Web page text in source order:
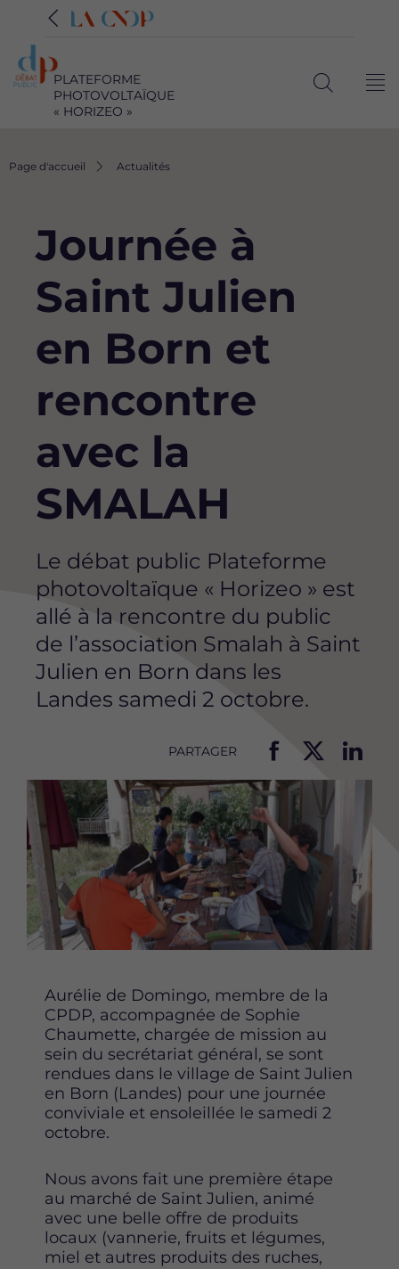
PLATEFORME
PHOTOVOLTAÏQUE
« HORIZEO »
Fil
Page d'accueil Actualités
Journée à
Saint Julien
en Born et
rencontre
avec la
SMALAH
Le débat public Plateforme
photovoltaïque « Horizeo » est
allé à la rencontre du public
de l’association Smalah à Saint
Julien en Born dans les
Landes samedi 2 octobre.
PARTAGER
a
r
t
a
g
e
r
c
e
t
e
p
a
g
e
s
u
a
c
e
b
o
t
a
g
c
e
t
e
p
a
g
e
s
u
w
i
t
e
e
g
e
Image
Aurélie de Domingo, membre de la
CPDP, accompagnée de Sophie
Chaumette, chargée de mission au
sein du secrétariat général, se sont
rendues dans le village de Saint Julien
en Born (Landes) pour une journée
conviviale et ensoleillée le samedi 2
octobre.
Nous avons fait une première étape
au marché de Saint Julien, animé
avec une belle offre de produits
locaux (vannerie, fruits et légumes,
miel et autres produits des ruches,